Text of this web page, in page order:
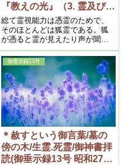
『教えの光』（3. 霊及び霊
界の問題)昭和二十六年五
月二十日
総て霊視能力は憑霊のためで、
そのほとんどは狐霊である。狐
が憑ると霊が見えたり声が聞こ
えるの
御垂示録13号
＊赦すという御言葉/墓の
傍の木/生霊.死霊/御神書拝
読(御垂示録13号 昭和27年